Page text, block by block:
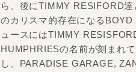
ら、後にTIMMY RESIFORD
のカリスマ的存在になる
ュースにはTIMMY
HUMPHRIESの名前が刻まれ
し、PARADISE GARAGE,